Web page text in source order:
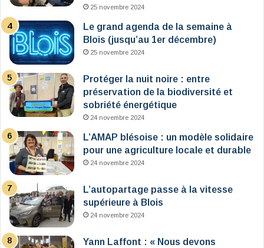
25 novembre 2024
Le grand agenda de la semaine à
Blois (jusqu’au 1er décembre)
25 novembre 2024
Protéger la nuit noire : entre
préservation de la biodiversité et
sobriété énergétique
24 novembre 2024
L’AMAP blésoise : un modèle solidaire
pour une agriculture locale et durable
24 novembre 2024
L’autopartage passe à la vitesse
supérieure à Blois
24 novembre 2024
Yann Laffont : « Nous devons